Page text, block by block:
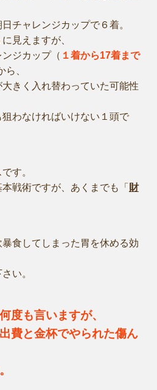
チャレンジカップで６着。
見えますが、
ジカップ（ １着から17着まで
ら、
きく入れ替わっていた可能性
わなければいけない１頭で
す。
戦術ですが、あくまでも「 財
食してしまった胃を休める効
い。
度も言いますが、
費と金杯でやられた傷ん